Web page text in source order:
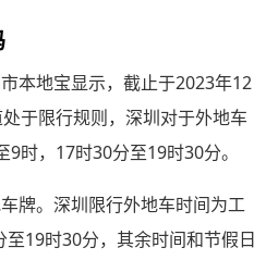
本地宝显示，截止于2023年12
于限行规则，深圳对于外地车
时，17时30分至19时30分。
牌。深圳限行外地车时间为工
19时30分，其余时间和节假日